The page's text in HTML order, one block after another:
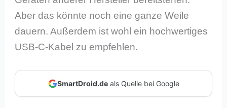
Aber das könnte noch eine ganze Weile
dauern. Außerdem ist wohl ein hochwertiges
USB-C-Kabel zu empfehlen.
SmartDroid.deals Quelle bei Google